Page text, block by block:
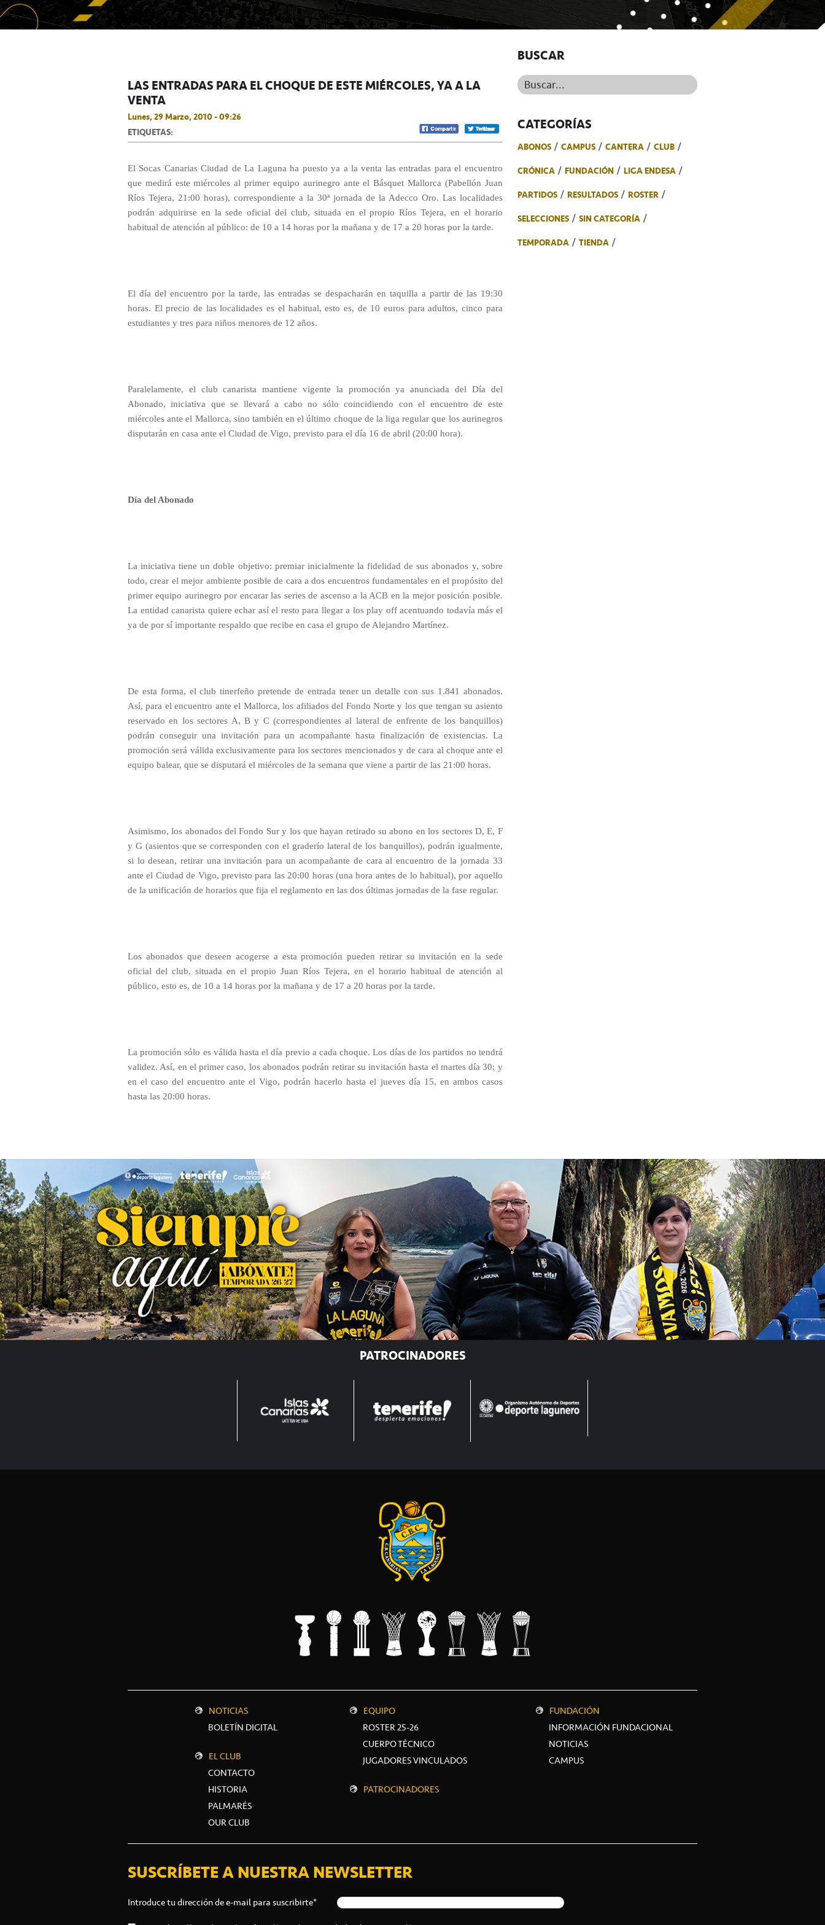
LAS ENTRADAS PARA EL CHOQUE DE ESTE MIÉRCOLES, YA A LA
VENTA
Lunes, 29 Marzo, 2010 - 09:26
ETIQUETAS:
El Socas Canarias Ciudad de La Laguna ha puesto ya a la venta las entradas para el encuentro
que medirá este miércoles al primer equipo aurinegro ante el Básquet Mallorca (Pabellón Juan
Ríos Tejera, 21:00 horas), correspondiente a la 30ª jornada de la Adecco Oro. Las localidades
podrán adquirirse en la sede oficial del club, situada en el propio Ríos Tejera, en el horario
habitual de atención al público: de 10 a 14 horas por la mañana y de 17 a 20 horas por la tarde.
El día del encuentro por la tarde, las entradas se despacharán en taquilla a partir de las 19:30
horas. El precio de las localidades es el habitual, esto es, de 10 euros para adultos, cinco para
estudiantes y tres para niños menores de 12 años.
Paralelamente, el club canarista mantiene vigente la promoción ya anunciada del Día del
Abonado, iniciativa que se llevará a cabo no sólo coincidiendo con el encuentro de este
miércoles ante el Mallorca, sino también en el último choque de la liga regular que los aurinegros
disputarán en casa ante el Ciudad de Vigo, previsto para el día 16 de abril (20:00 hora).
Día del Abonado
La iniciativa tiene un doble objetivo: premiar inicialmente la fidelidad de sus abonados y, sobre
todo, crear el mejor ambiente posible de cara a dos encuentros fundamentales en el propósito del
primer equipo aurinegro por encarar las series de ascenso a la ACB en la mejor posición posible.
La entidad canarista quiere echar así el resto para llegar a los play off acentuando todavía más el
ya de por sí importante respaldo que recibe en casa el grupo de Alejandro Martínez.
De esta forma, el club tinerfeño pretende de entrada tener un detalle con sus 1.841 abonados.
Así, para el encuentro ante el Mallorca, los afiliados del Fondo Norte y los que tengan su asiento
reservado en los sectores A, B y C (correspondientes al lateral de enfrente de los banquillos)
podrán conseguir una invitación para un acompañante hasta finalización de existencias. La
promoción será válida exclusivamente para los sectores mencionados y de cara al choque ante el
equipo balear, que se disputará el miércoles de la semana que viene a partir de las 21:00 horas.
Asimismo, los abonados del Fondo Sur y los que hayan retirado su abono en los sectores D, E, F
y G (asientos que se corresponden con el graderío lateral de los banquillos), podrán igualmente,
si lo desean, retirar una invitación para un acompañante de cara al encuentro de la jornada 33
ante el Ciudad de Vigo, previsto para las 20:00 horas (una hora antes de lo habitual), por aquello
de la unificación de horarios que fija el reglamento en las dos últimas jornadas de la fase regular.
Los abonados que deseen acogerse a esta promoción pueden retirar su invitación en la sede
oficial del club, situada en el propio Juan Ríos Tejera, en el horario habitual de atención al
público, esto es, de 10 a 14 horas por la mañana y de 17 a 20 horas por la tarde.
La promoción sólo es válida hasta el día previo a cada choque. Los días de los partidos no tendrá
validez. Así, en el primer caso, los abonados podrán retirar su invitación hasta el martes día 30; y
en el caso del encuentro ante el Vigo, podrán hacerlo hasta el jueves día 15, en ambos casos
hasta las 20:00 horas.
BUSCAR
Buscar...
CATEGORÍAS
ABONOS CAMPUS CANTERA
CLUB
CRÓNICA
FUNDACIÓN
LIGA ENDESA
PARTIDOS
RESULTADOS
ROSTER
SELECCIONES
SIN CATEGORÍA
TEMPORADA
TIENDA
PATROCINADORES
NOTICIAS
BOLETÍN DIGITAL
EL CLUB
CONTACTO
HISTORIA
PALMARÉS
OUR CLUB
EQUIPO
ROSTER 25-26
CUERPO TÉCNICO
JUGADORES VINCULADOS
PATROCINADORES
FUNDACIÓN
INFORMACIÓN FUNDACIONAL
NOTICIAS
CAMPUS
SUSCRÍBETE A NUESTRA NEWSLETTER
Introduce tu dirección de e-mail para suscribirte*